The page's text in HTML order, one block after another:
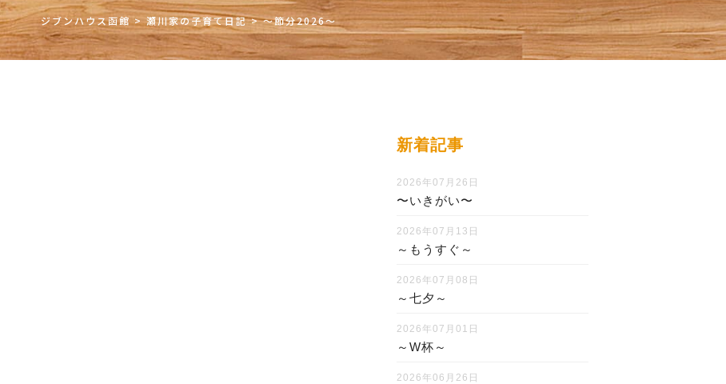
ジブンハウス函館>瀬川家の子育て日記>～節分2026～
新着記事
2026年07月26日
〜いきがい〜
2026年07月13日
～もうすぐ～
2026年07月08日
～七夕～
2026年07月01日
～W杯～
2026年06月26日